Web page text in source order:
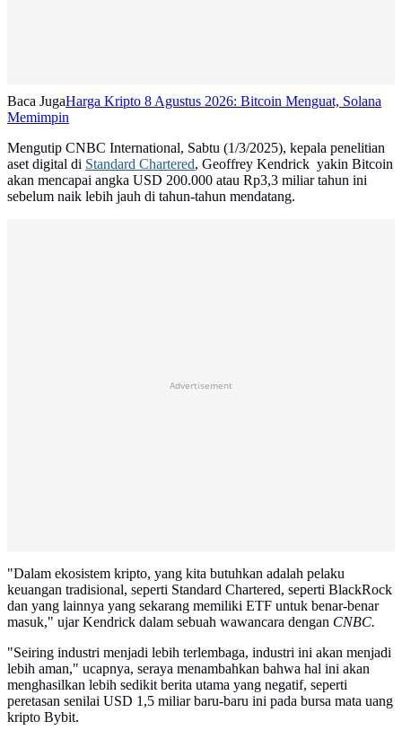
Baca JugaHarga Kripto 8 Agustus 2026: Bitcoin Menguat, Solana
Memimpin
Mengutip CNBC International, Sabtu (1/3/2025), kepala penelitian
aset digital di Standard Chartered, Geoffrey Kendrick yakin Bitcoin
akan mencapai angka USD 200.000 atau Rp3,3 miliar tahun ini
sebelum naik lebih jauh di tahun-tahun mendatang.
Advertisement
"Dalam ekosistem kripto, yang kita butuhkan adalah pelaku
keuangan tradisional, seperti Standard Chartered, seperti BlackRock
dan yang lainnya yang sekarang memiliki ETF untuk benar-benar
masuk," ujar Kendrick dalam sebuah wawancara dengan CNBC.
"Seiring industri menjadi lebih terlembaga, industri ini akan menjadi
lebih aman," ucapnya, seraya menambahkan bahwa hal ini akan
menghasilkan lebih sedikit berita utama yang negatif, seperti
peretasan senilai USD 1,5 miliar baru-baru ini pada bursa mata uang
kripto Bybit.